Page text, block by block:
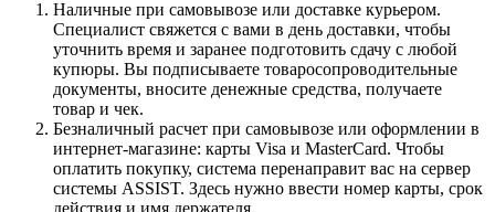
Наличные при самовывозе или доставке курьером.
Специалист свяжется с вами в день доставки, чтобы
уточнить время и заранее подготовить сдачу с любой
купюры. Вы подписываете товаросопроводительные
документы, вносите денежные средства, получаете
товар и чек.
Безналичный расчет при самовывозе или оформлении в
интернет-магазине: карты Visa и MasterCard. Чтобы
оплатить покупку, система перенаправит вас на сервер
системы ASSIST. Здесь нужно ввести номер карты, срок
действия и имя держателя.